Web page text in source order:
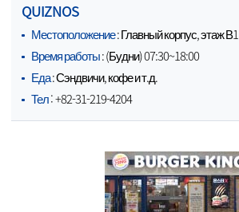
QUIZNOS
Местоположение: Главный корпус, этаж В1
Время работы: (Будни) 07:30~18:00
Еда: Сэндвичи, кофе и т.д.
Тел: +82-31-219-4204